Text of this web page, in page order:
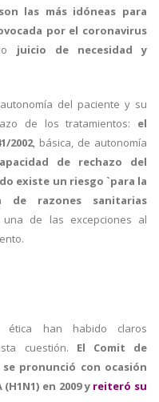
las más idóneas para
por el coronavirus
juicio de necesidad y
del paciente y su
de los tratamientos: el
2002, básica, de autonomía
de rechazo del
existe un riesgo `para la
de razones sanitarias
de las excepciones al
han habido claros
cuestión. El Comit de
pronunció con ocasión
en 2009 y reiteró su